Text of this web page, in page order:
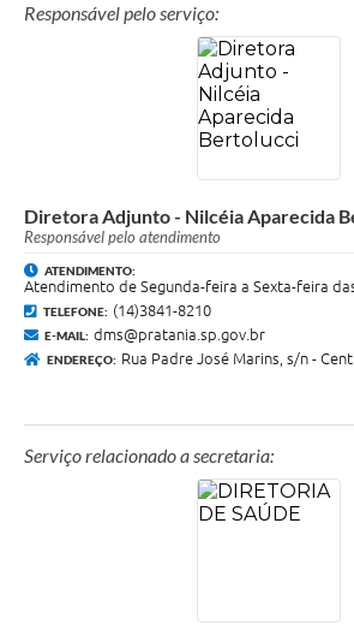
Responsável pelo serviço:
Diretora Adjunto - Nilcéia Aparecida
Responsável pelo atendimento
ATENDIMENTO:
Atendimento de Segunda-feira a Sexta-feira
TELEFONE: (14)3841-8210
E-MAIL: dms@pratania.sp.gov.br
ENDEREÇO: Rua Padre José Marins, s/n -
Serviço relacionado a secretaria: